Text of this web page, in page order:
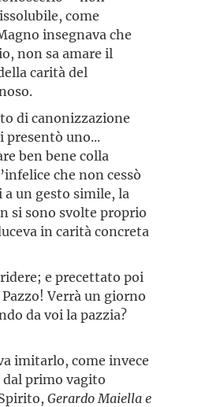
come
insegnava che
non sa amare il
carità del
di canonizzazione
presentò uno...
ben bene colla
che non cessò
a un gesto simile, la
si sono svolte proprio
in carità concreta
e precettato poi
Verrà un giorno
da voi la pazzia?
imitarlo, come invece
dal primo vagito
Gerardo Maiella e